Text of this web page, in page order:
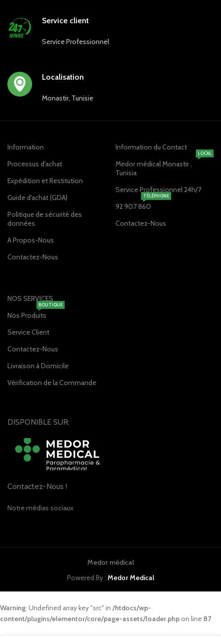
Service client
Service Professionnel
Localisation
Monastir, Tunisie
Information
Processus d'achat
Expédition et Restitution
Guide d'achat (GDA)
Politique de sécurité des
données
A Propos-Nous
Contactez-Nous
Information du Contact
Medor médical Monastir ,
Tunisia
LOCAL
Service Professionnel 24h/7
92 907 860
TÉLÉPHONE
Contactez-Nous
NOS SERVICES
Nos Produits
BOUTIQUE
Service Client
Contactez-Nous
Livraison à Domicile
Vérification de la Commande
DISPONIBLE SUR:
Contactez-Nous !
Notre médias sociaux
Medor médical
Powered By : Medor Medical
Warning: Undefined array key "src" in /htdocs/wp-
content/plugins/elementor/core/page-assets/loader.phpon line 87